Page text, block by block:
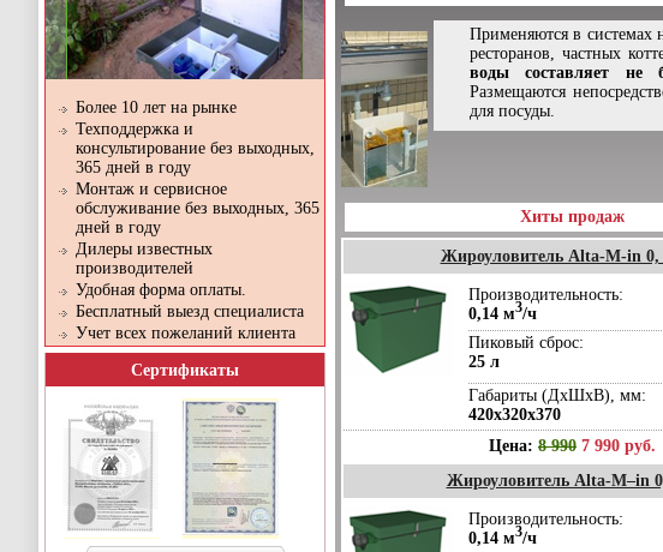
Более 10 лет на рынке
Техподдержка и
консультирование без выходных,
365 дней в году
Монтаж и сервисное
обслуживание без выходных, 365
дней в году
Дилеры известных
производителей
Удобная форма оплаты.
Бесплатный выезд специалиста
Учет всех пожеланий клиента
Сертификаты
Применяются в системах
ресторанов, частных
воды составляет не
Размещаются
для посуды.
Хиты продаж
Жироуловитель Alta-М-in 0,
Производительность:
0,14 м3/ч
Пиковый сброс:
25 л
Габариты (ДхШхВ), мм:
420х320х370
Цена: 8 990 7 990 руб.
Жироуловитель Alta-М–in
Производительность:
0,14 м3/ч